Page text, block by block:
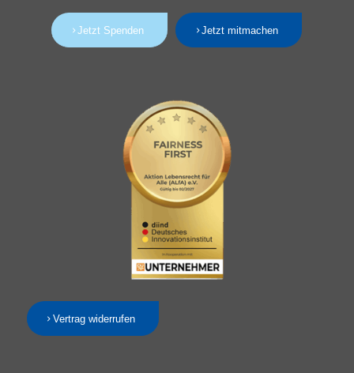
Jetzt Spenden Jetzt mitmachen
Vertrag widerrufen